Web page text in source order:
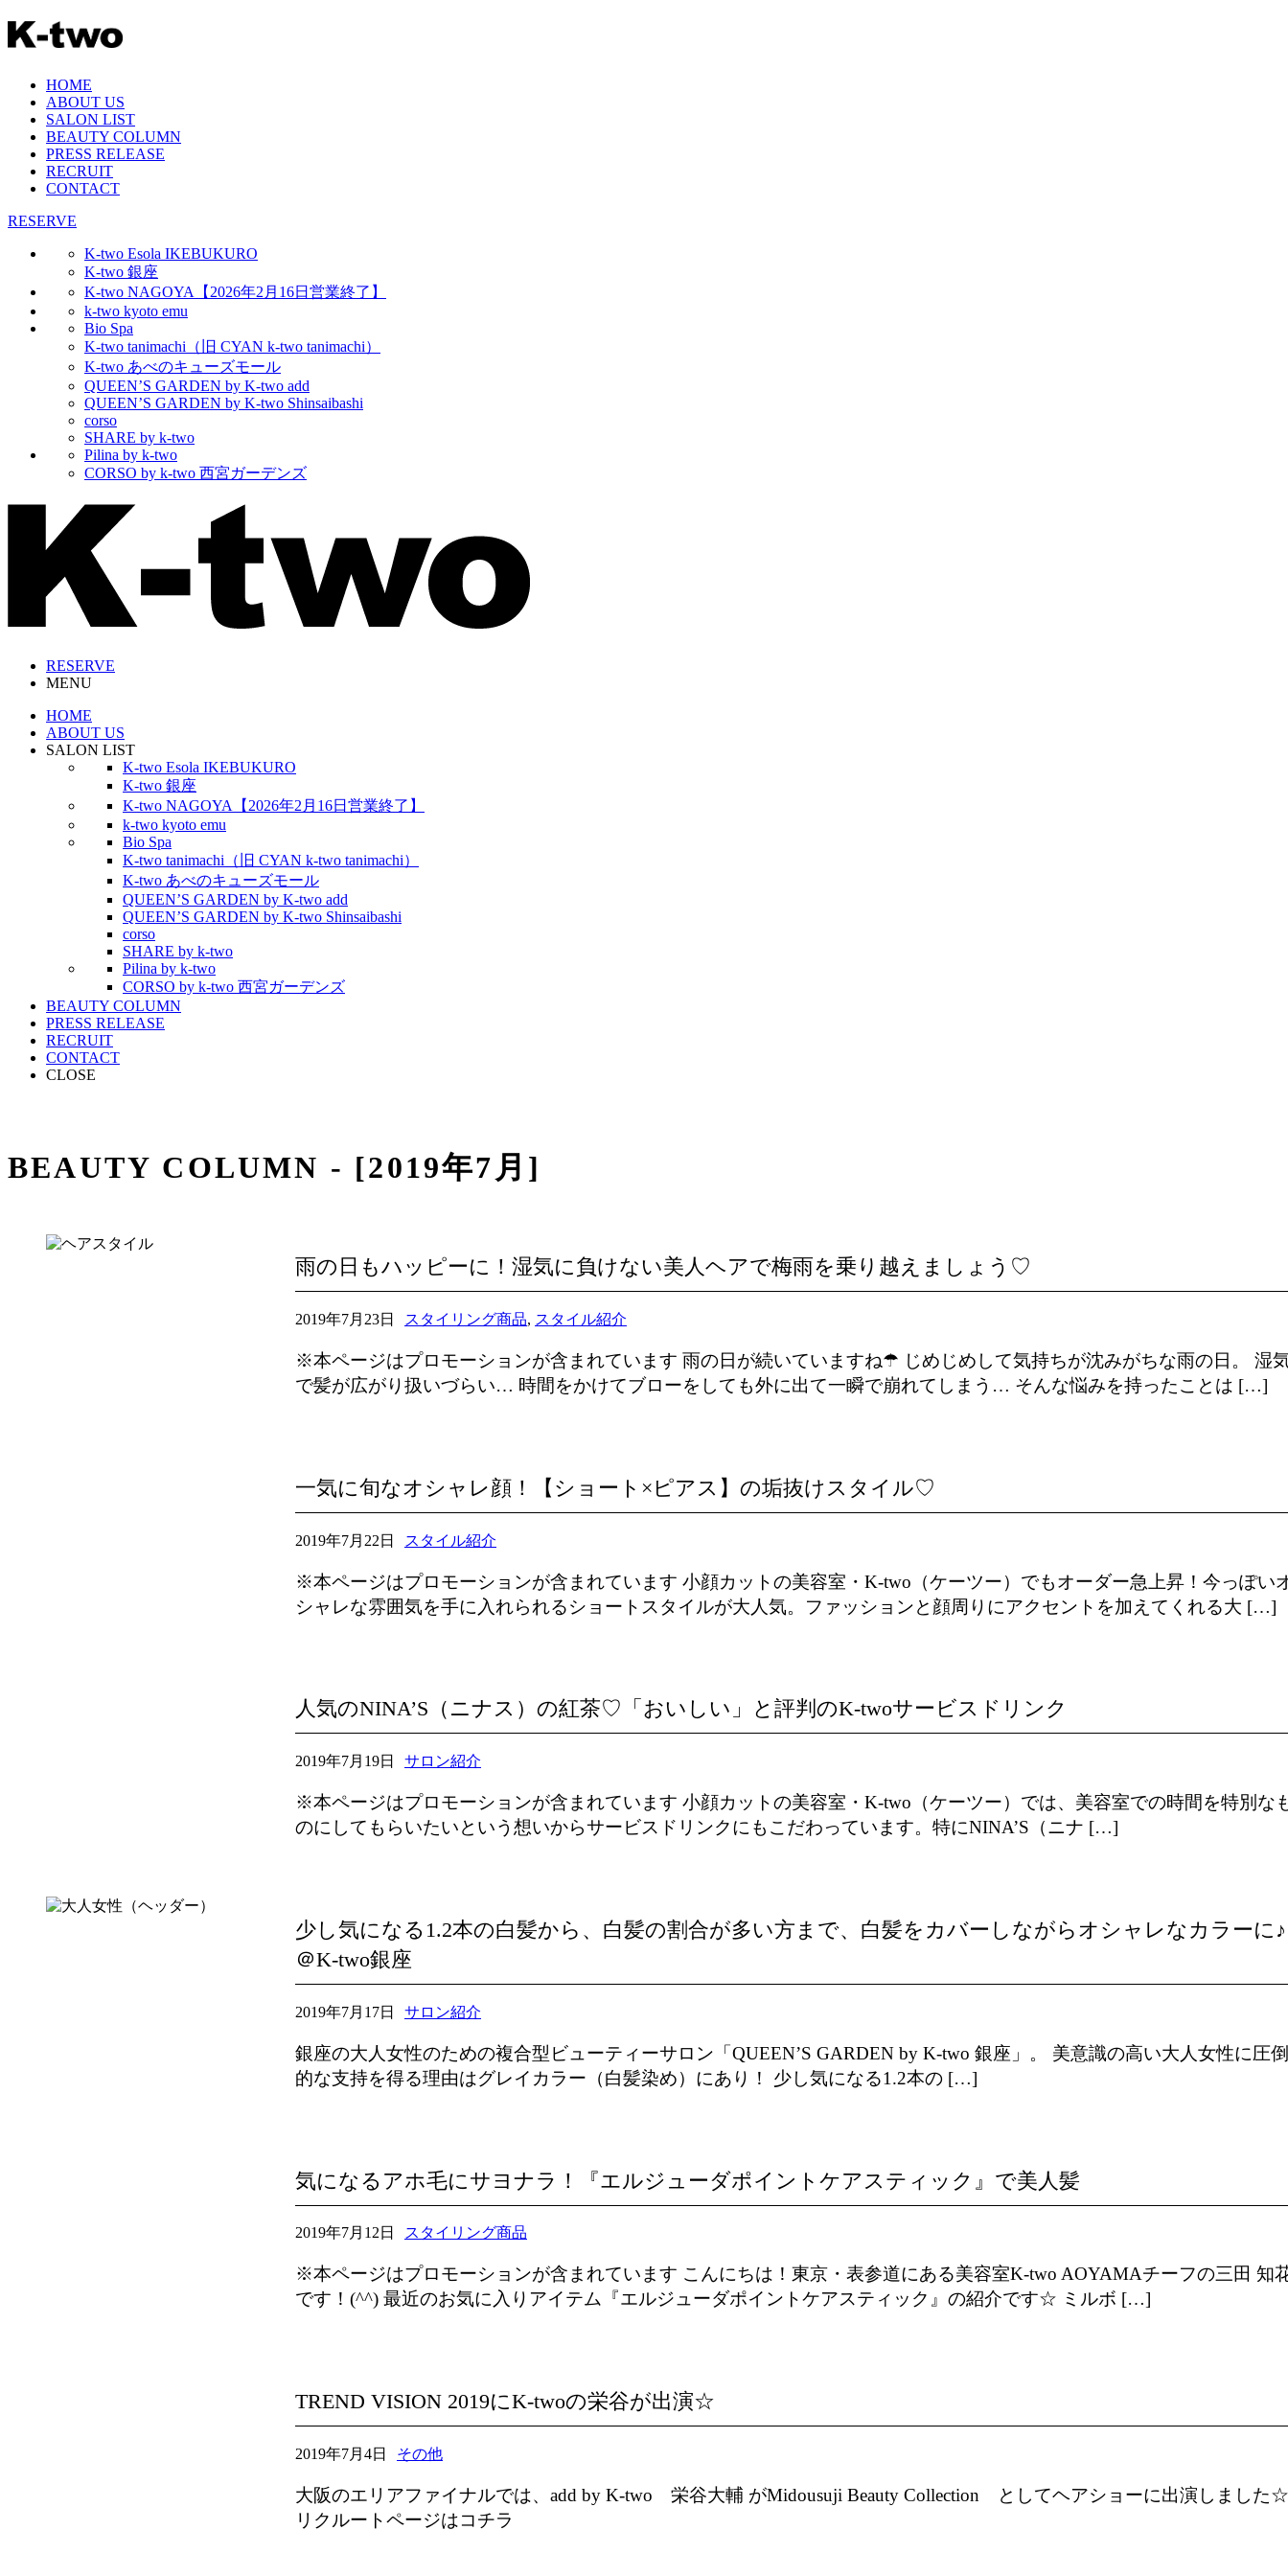
HOME
ABOUT US
SALON LIST
BEAUTY COLUMN
PRESS RELEASE
RECRUIT
CONTACT
RESERVE
K-two Esola IKEBUKURO
K-two 銀座
K-two NAGOYA【2026年2月16日営業終了】
k-two kyoto emu
Bio Spa
K-two tanimachi（旧 CYAN k-two tanimachi）
K-two あべのキューズモール
QUEEN’S GARDEN by K-two add
QUEEN’S GARDEN by K-two Shinsaibashi
corso
SHARE by k-two
Pilina by k-two
CORSO by k-two 西宮ガーデンズ
RESERVE
MENU
HOME
ABOUT US
SALON LIST
K-two Esola IKEBUKURO
K-two 銀座
K-two NAGOYA【2026年2月16日営業終了】
k-two kyoto emu
Bio Spa
K-two tanimachi（旧 CYAN k-two tanimachi）
K-two あべのキューズモール
QUEEN’S GARDEN by K-two add
QUEEN’S GARDEN by K-two Shinsaibashi
corso
SHARE by k-two
Pilina by k-two
CORSO by k-two 西宮ガーデンズ
BEAUTY COLUMN
PRESS RELEASE
RECRUIT
CONTACT
CLOSE
BEAUTY COLUMN - [2019年7月]
雨の日もハッピーに！湿気に負けない美人ヘアで梅雨を乗り越えましょう♡
2019年7月23日 スタイリング商品, スタイル紹介
※本ページはプロモーションが含まれています 雨の日が続いていますね☂ じめじめして気持ちが沈みがちな雨の日。 湿
で髪が広がり扱いづらい… 時間をかけてブローをしても外に出て一瞬で崩れてしまう… そんな悩みを持ったことは […]
一気に旬なオシャレ顔！【ショート×ピアス】の垢抜けスタイル♡
2019年7月22日 スタイル紹介
※本ページはプロモーションが含まれています 小顔カットの美容室・K-two（ケーツー）でもオーダー急上昇！今っぽい
シャレな雰囲気を手に入れられるショートスタイルが大人気。ファッションと顔周りにアクセントを加えてくれる大 […]
人気のNINA’S（ニナス）の紅茶♡「おいしい」と評判のK-twoサービスドリンク
2019年7月19日 サロン紹介
※本ページはプロモーションが含まれています 小顔カットの美容室・K-two（ケーツー）では、美容室での時間を特別な
のにしてもらいたいという想いからサービスドリンクにもこだわっています。特にNINA’S（ニナ […]
少し気になる1.2本の白髪から、白髪の割合が多い方まで、白髪をカバーしながらオシャレなカラーに♪
＠K-two銀座
2019年7月17日 サロン紹介
銀座の大人女性のための複合型ビューティーサロン「QUEEN’S GARDEN by K-two 銀座」。 美意識の高い大人女性に圧倒
的な支持を得る理由はグレイカラー（白髪染め）にあり！ 少し気になる1.2本の […]
気になるアホ毛にサヨナラ！『エルジューダポイントケアスティック』で美人髪
2019年7月12日 スタイリング商品
※本ページはプロモーションが含まれています こんにちは！東京・表参道にある美容室K-two AOYAMAチーフの三田 知
です！(^^) 最近のお気に入りアイテム『エルジューダポイントケアスティック』の紹介です☆ ミルボ […]
TREND VISION 2019にK-twoの栄谷が出演☆
2019年7月4日 その他
大阪のエリアファイナルでは、add by K-two 栄谷大輔 がMidousuji Beauty Collection としてヘアショーに出演しました☆
リクルートページはコチラ